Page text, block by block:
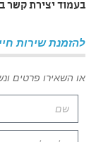
בעמוד יצירת קשר
להזמנת שירות חייגו
או השאירו פרטים